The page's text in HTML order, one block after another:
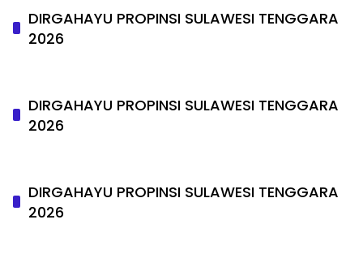
DIRGAHAYU PROPINSI SULAWESI TENGGARA
2026
DIRGAHAYU PROPINSI SULAWESI TENGGARA
2026
DIRGAHAYU PROPINSI SULAWESI TENGGARA
2026